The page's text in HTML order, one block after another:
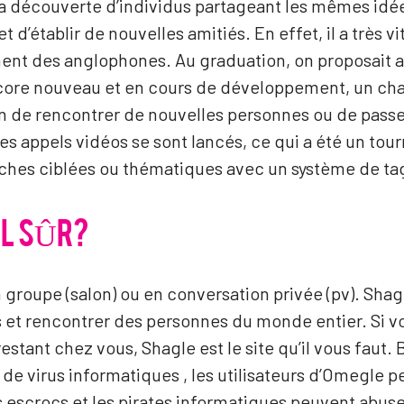
d’individus partageant les mêmes
d’établir de nouvelles amitiés. En effet, il a très
des anglophones. Au graduation, on proposait
nouveau et en cours de développement, un
de rencontrer de nouvelles personnes ou de
appels vidéos se sont lancés, ce qui a été un
ciblées ou thématiques avec un système de
SÛR?
(salon) ou en conversation privée (pv).
rencontrer des personnes du monde entier. Si
chez vous, Shagle est le site qu’il vous faut.
virus informatiques , les utilisateurs d’Omegle